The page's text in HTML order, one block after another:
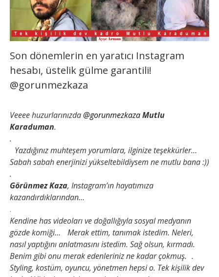
Son dönemlerin en yaratıcı Instagram
hesabı, üstelik gülme garantili!
@gorunmezkaza
Veeee huzurlarınızda@gorunmezkazaMutlu
Karaduman.
.
Yazdığınız muhteşem yorumlara, ilginize teşekkürler…
Sabah sabah enerjinizi yükseltebildiysem ne mutlu bana :))
.
Görünmez Kaza, Instagram’ın hayatımıza
kazandırdıklarından…
.
Kendine has videoları ve doğallığıyla sosyal medyanın
gözde komiği… Merak ettim, tanımak istedim. Neleri,
nasıl yaptığını anlatmasını istedim. Sağ olsun, kırmadı.
Benim gibi onu merak edenleriniz ne kadar çokmuş. .
Styling, kostüm, oyuncu, yönetmen hepsi o. Tek kişilik dev